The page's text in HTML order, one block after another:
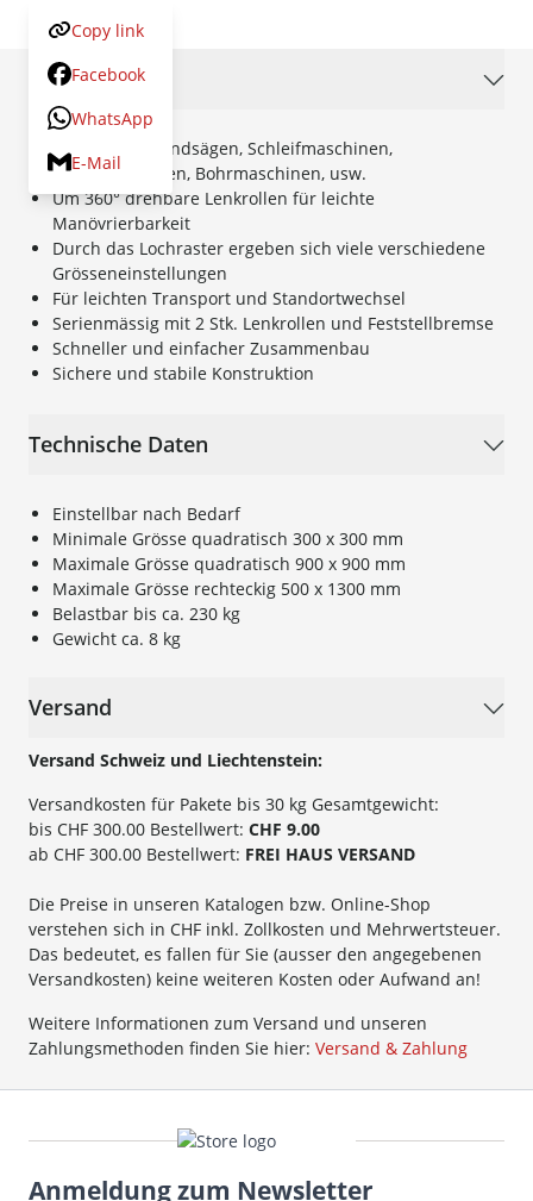
Copy link
Facebook
WhatsApp
E-Mail
Beschreibung
Optimal für Bandsägen, Schleifmaschinen,
Hobelmaschinen, Bohrmaschinen, usw.
Um 360° drehbare Lenkrollen für leichte
Manövrierbarkeit
Durch das Lochraster ergeben sich viele verschiedene
Grösseneinstellungen
Für leichten Transport und Standortwechsel
Serienmässig mit 2 Stk. Lenkrollen und Feststellbremse
Schneller und einfacher Zusammenbau
Sichere und stabile Konstruktion
Technische Daten
Einstellbar nach Bedarf
Minimale Grösse quadratisch 300 x 300 mm
Maximale Grösse quadratisch 900 x 900 mm
Maximale Grösse rechteckig 500 x 1300 mm
Belastbar bis ca. 230 kg
Gewicht ca. 8 kg
Versand
Versand Schweiz und Liechtenstein:
Versandkosten für Pakete bis 30 kg Gesamtgewicht:
bis CHF 300.00 Bestellwert: CHF 9.00
ab CHF 300.00 Bestellwert: FREI HAUS VERSAND
Die Preise in unseren Katalogen bzw. Online-Shop
verstehen sich in CHF inkl. Zollkosten und Mehrwertsteuer.
Das bedeutet, es fallen für Sie (ausser den angegebenen
Versandkosten) keine weiteren Kosten oder Aufwand an!
Weitere Informationen zum Versand und unseren
Zahlungsmethoden finden Sie hier: Versand & Zahlung
Anmeldung zum Newsletter